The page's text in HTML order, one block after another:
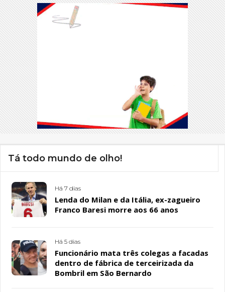
Tá todo mundo de olho!
Há 7 dias
Lenda do Milan e da Itália, ex-zagueiro
Franco Baresi morre aos 66 anos
Há 5 dias
Funcionário mata três colegas a facadas
dentro de fábrica de terceirizada da
Bombril em São Bernardo